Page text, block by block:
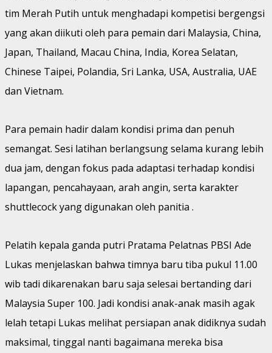
tim Merah Putih untuk menghadapi kompetisi bergengsi
yang akan diikuti oleh para pemain dari Malaysia, China,
Japan, Thailand, Macau China, India, Korea Selatan,
Chinese Taipei, Polandia, Sri Lanka, USA, Australia, UAE
dan Vietnam.
Para pemain hadir dalam kondisi prima dan penuh
semangat. Sesi latihan berlangsung selama kurang lebih
dua jam, dengan fokus pada adaptasi terhadap kondisi
lapangan, pencahayaan, arah angin, serta karakter
shuttlecock yang digunakan oleh panitia .
Pelatih kepala ganda putri Pratama Pelatnas PBSI Ade
Lukas menjelaskan bahwa timnya baru tiba pukul 11.00
wib tadi dikarenakan baru saja selesai bertanding dari
Malaysia Super 100. Jadi kondisi anak-anak masih agak
lelah tetapi Lukas melihat persiapan anak didiknya sudah
maksimal, tinggal nanti bagaimana mereka bisa